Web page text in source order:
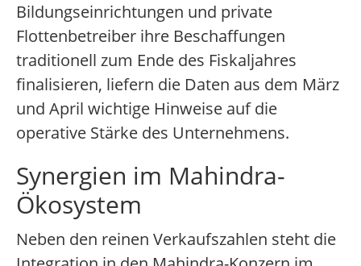
Bildungseinrichtungen und private
Flottenbetreiber ihre Beschaffungen
traditionell zum Ende des Fiskaljahres
finalisieren, liefern die Daten aus dem März
und April wichtige Hinweise auf die
operative Stärke des Unternehmens.
Synergien im Mahindra-
Ökosystem
Neben den reinen Verkaufszahlen steht die